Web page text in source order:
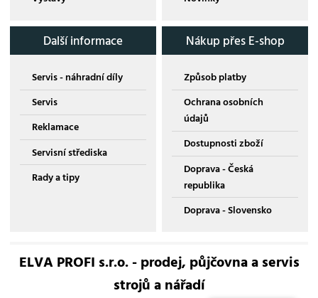
Další informace
Servis - náhradní díly
Servis
Reklamace
Servisní střediska
Rady a tipy
Nákup přes E-shop
Způsob platby
Ochrana osobních
údajů
Dostupnosti zboží
Doprava - Česká
republika
Doprava - Slovensko
ELVA PROFI s.r.o. - prodej, půjčovna a servis
strojů a nářadí